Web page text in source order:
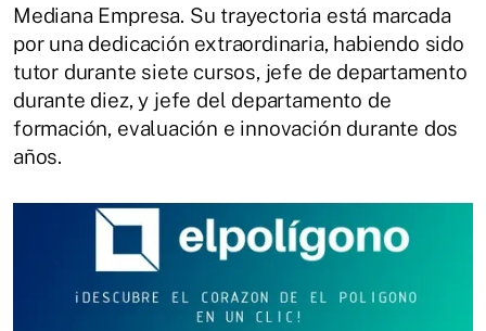
Mediana Empresa. Su trayectoria está marcada
por una dedicación extraordinaria, habiendo sido
tutor durante siete cursos, jefe de departamento
durante diez, y jefe del departamento de
formación, evaluación e innovación durante dos
años.